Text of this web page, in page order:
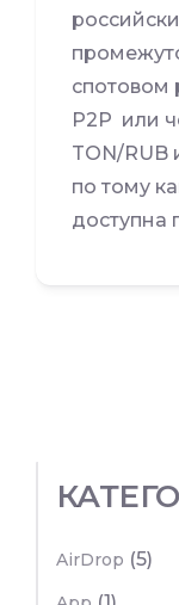
спотовом
P2P или
TON/RUB
по тому
доступна
AirDrop (5)